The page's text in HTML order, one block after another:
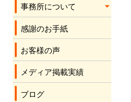
事務所について
感謝のお手紙
お客様の声
メディア掲載実績
ブログ